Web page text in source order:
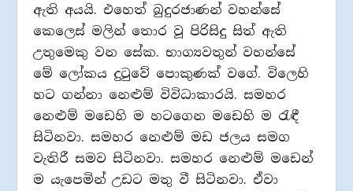
ඇති අයයි. එහෙත් බුදුරජාණන් වහන්සේ
කෙලෙස් මලින් තොර වූ පිරිසිදු සිත් ඇති
උතුමෙකු වන සේක. භාග්‍යවතුන් වහන්සේ
මේ ලෝකය දුටුවේ පොකුණක් වගේ. විලෙහි
හට ගන්නා නෙළුම් විවිධාකාරයි. සමහර
නෙළුම් මඩෙහි ම හටගෙන මඩෙහි ම රැඳී
සිටිනවා. සමහර නෙළුම් මඩ ජලය සමග
වැතිරී සමව සිටිනවා. සමහර නෙළුම් මඩෙන්
ම යැපෙමින් උඩට මතු වී සිටිනවා. ඒවා